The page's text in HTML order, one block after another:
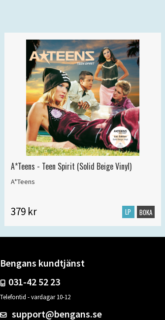
A*Teens - Teen Spirit (Solid Beige Vinyl)
A*Teens
379 kr LP BOKA
Bengans kundtjänst
031-42 52 23
Telefontid - vardagar 10-12
support@bengans.se